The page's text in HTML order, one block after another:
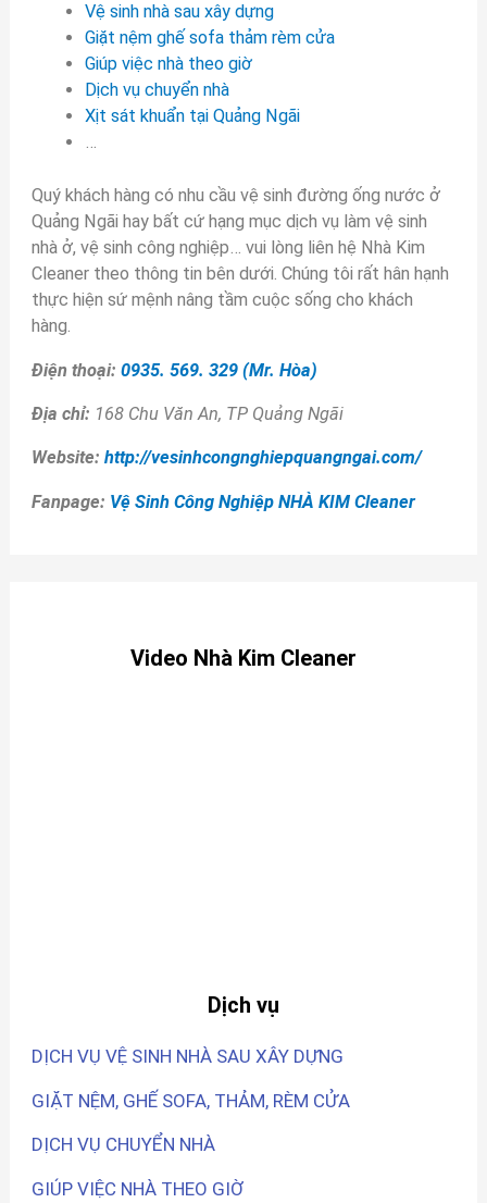
Vệ sinh nhà sau xây dựng
Giặt nệm ghế sofa thảm rèm cửa
Giúp việc nhà theo giờ
Dịch vụ chuyển nhà
Xịt sát khuẩn tại Quảng Ngãi
…
Quý khách hàng có nhu cầu vệ sinh đường ống nước ở
Quảng Ngãi hay bất cứ hạng mục dịch vụ làm vệ sinh
nhà ở, vệ sinh công nghiệp… vui lòng liên hệ Nhà Kim
Cleaner theo thông tin bên dưới. Chúng tôi rất hân hạnh
thực hiện sứ mệnh nâng tầm cuộc sống cho khách
hàng.
Điện thoại: 0935. 569. 329 (Mr. Hòa)
Địa chỉ: 168 Chu Văn An, TP Quảng Ngãi
Website: http://vesinhcongnghiepquangngai.com/
Fanpage: Vệ Sinh Công Nghiệp NHÀ KIM Cleaner
Video Nhà Kim Cleaner
Dịch vụ
DỊCH VỤ VỆ SINH NHÀ SAU XÂY DỰNG
GIẶT NỆM, GHẾ SOFA, THẢM, RÈM CỬA
DỊCH VỤ CHUYỂN NHÀ
GIÚP VIỆC NHÀ THEO GIỜ